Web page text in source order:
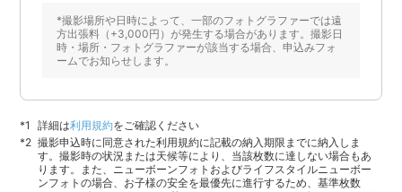
*撮影場所や日時によって、一部のフォトグラファーでは遠
方出張料（+3,000円）が発生する場合があります。撮影日
時・場所・フォトグラファーが該当する場合、申込みフォ
ームでお知らせします。
詳細は利用規約をご確認ください
撮影申込時に同意された利用規約に記載の納入期限までに納入しま
す。撮影時の状況または天候等により、当該枚数に達しない場合もあ
ります。また、ニューボーンフォトおよびライフスタイルニューボー
ンフォトの場合、お子様の安全を最優先に進行するため、基準枚数